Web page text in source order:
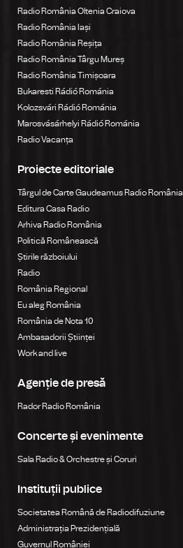
Radio România Oltenia Craiova
Radio România Iași
Radio România Reșița
Radio România Târgu Mureș
Radio România Timișoara
Bukaresti Rádió Románia
Kolozsvári Rádió Románia
Marosvásárhelyi Rádió Románia
Radio Vacanța
Proiecte editoriale
Târgul de Carte Gaudeamus Radio România
Editura Casa Radio
Arhiva Radio România
Politică Românească
Știrile războiului
Radio
România Regional
Eu aleg România
România de Nota 10
Ambasadorii Științei
Work and live
Agenție de presă
Rador Radio România
Concerte și evenimente
Sala Radio & Orchestre și Coruri
Instituții publice
Societatea Română de Radiodifuziune
Administrația Prezidențială
Guvernul României